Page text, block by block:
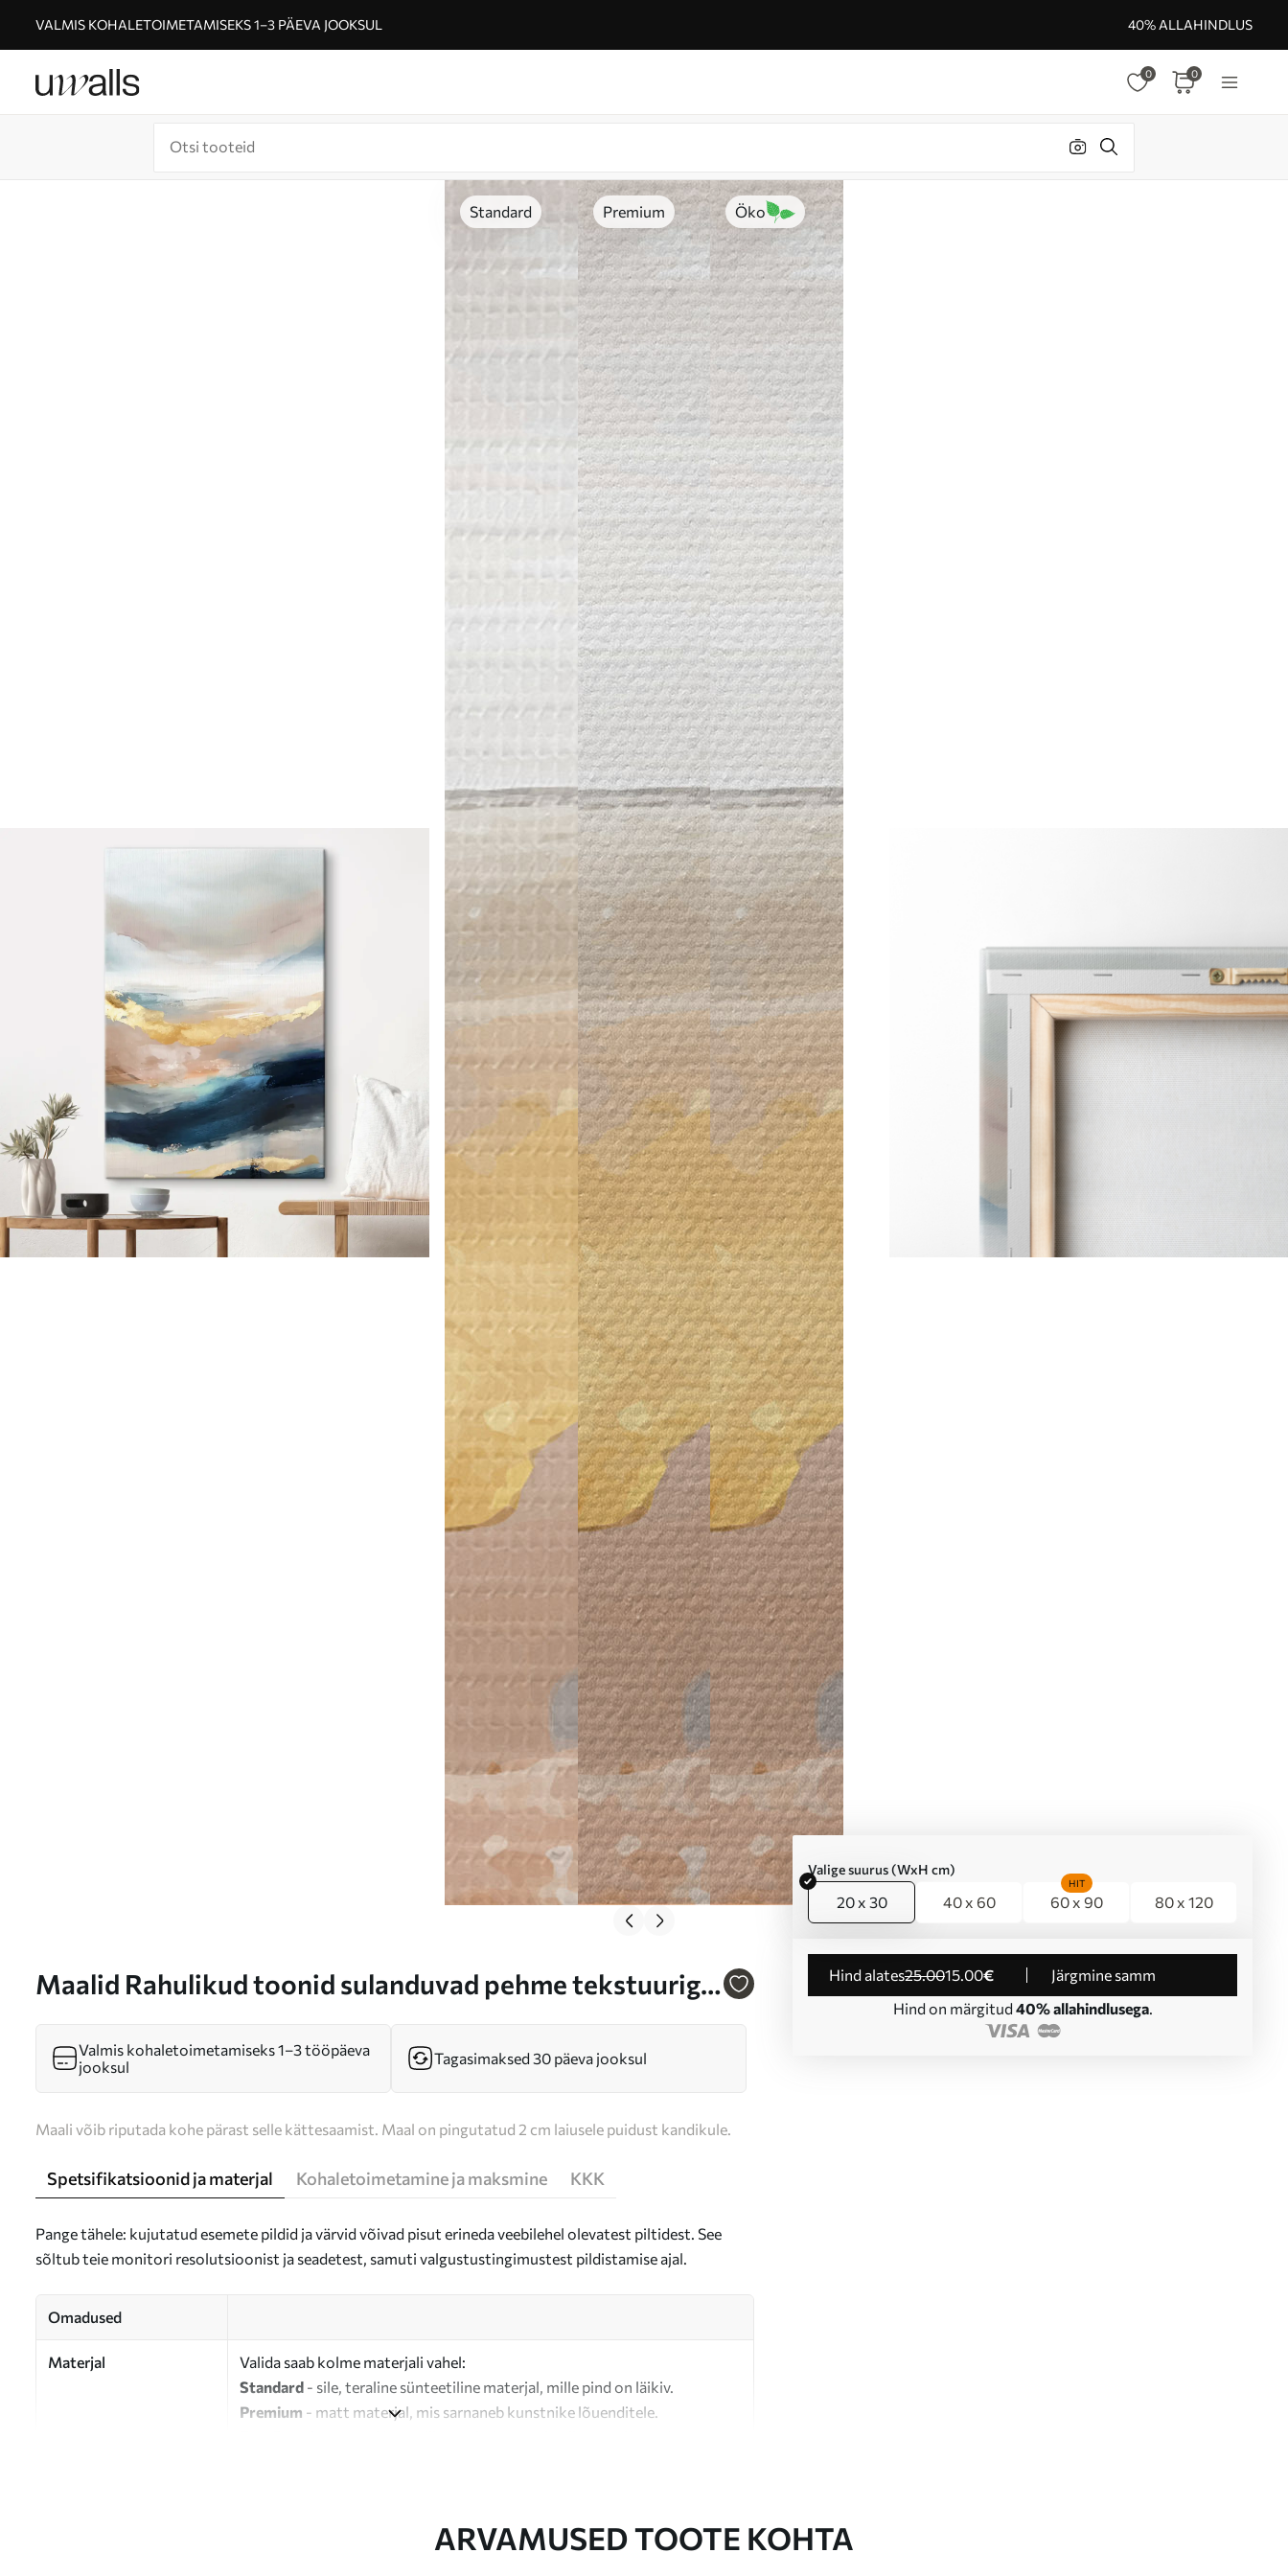
VALMIS KOHALETOIMETAMISEKS 1–3 PÄEVA JOOKSUL 40% ALLAHINDLUS
0 0
Standard Premium Öko
Maalid Rahulikud toonid sulanduvad pehme tekstuuriga
Valige suurus (WxH cm)
20 x 30 40 x 60 60 x 90
HIT
80 x 120
Hind alates25.0015.00€
Järgmine samm
Hind on märgitud 40% allahindlusega.
Valmis kohaletoimetamiseks 1–3 tööpäeva
jooksul
Tagasimaksed 30 päeva jooksul
Maali võib riputada kohe pärast selle kättesaamist. Maal on pingutatud 2 cm laiusele puidust kandikule.
Spetsifikatsioonid ja materjal Kohaletoimetamine ja maksmine KKK
Pange tähele: kujutatud esemete pildid ja värvid võivad pisut erineda veebilehel olevatest piltidest. See
sõltub teie monitori resolutsioonist ja seadetest, samuti valgustustingimustest pildistamise ajal.
Omadused
Materjal
Valida saab kolme materjali vahel:
Standard - sile, teraline sünteetiline materjal, mille pind on läikiv.
Premium - matt materjal, mis sarnaneb kunstnike lõuenditele.
ARVAMUSED TOOTE KOHTA